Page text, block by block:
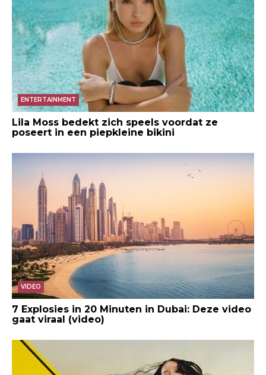
ENTERTAINMENT
Lila Moss bedekt zich speels voordat ze
poseert in een piepkleine bikini
VIDEO
7 Explosies in 20 Minuten in Dubai: Deze video
gaat viraal (video)